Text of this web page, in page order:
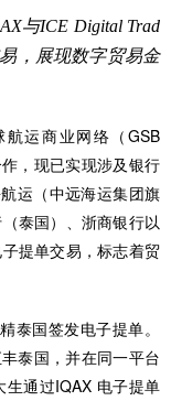
与ICE Digital Trad
，展现数字贸易金
运商业网络（GSB
，现已实现涉及银行
运（中远海运集团旗
泰国）、浙商银行以
提单交易，标志着贸
泰国签发电子提单。
泰国，并在同一平台
通过IQAX 电子提单